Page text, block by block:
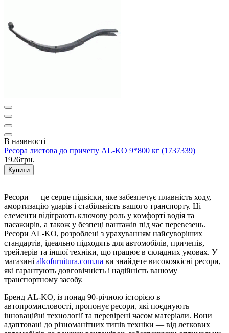
В наявності
Ресора листова до причепу AL-KO 9*800 кг (1737339)
1926грн.
Купити
Ресори — це серце підвіски, яке забезпечує плавність ходу,
амортизацію ударів і стабільність вашого транспорту. Ці
елементи відіграють ключову роль у комфорті водія та
пасажирів, а також у безпеці вантажів під час перевезень.
Ресори AL-KO, розроблені з урахуванням найсуворіших
стандартів, ідеально підходять для автомобілів, причепів,
трейлерів та іншої техніки, що працює в складних умовах. У
магазині alkofurnitura.com.ua ви знайдете високоякісні ресори,
які гарантують довговічність і надійність вашому
транспортному засобу.
Бренд AL-KO, із понад 90-річною історією в
автопромисловості, пропонує ресори, які поєднують
інноваційні технології та перевірені часом матеріали. Вони
адаптовані до різноманітних типів техніки — від легкових